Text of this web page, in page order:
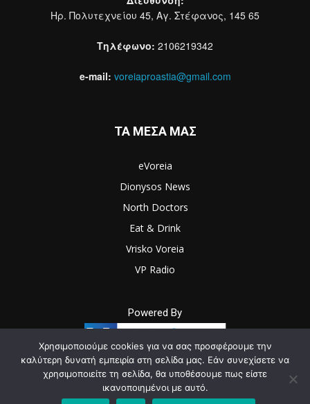
Ηρ. Πολυτεχνείου 45, Αγ. Στέφανος, 145 65
Τηλέφωνο: 2106219342
e-mail: voreiaproastia@gmail.com
ΤΑ ΜΕΣΑ ΜΑΣ
eVoreia
Dionysos News
North Doctors
Eat & Drink
Vrisko Voreia
VP Radio
Powered By
© Newspaper WordPress Theme by TagDiv
Χρησιμοποιούμε cookies για να σας προσφέρουμε την
καλύτερη δυνατή εμπειρία στη σελίδα μας. Εάν συνεχίσετε να
χρησιμοποιείτε τη σελίδα, θα υποθέσουμε πως είστε
ικανοποιημένοι με αυτό.